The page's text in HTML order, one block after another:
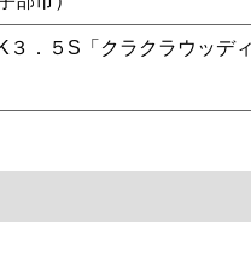
３．５S「クラクラウッデ